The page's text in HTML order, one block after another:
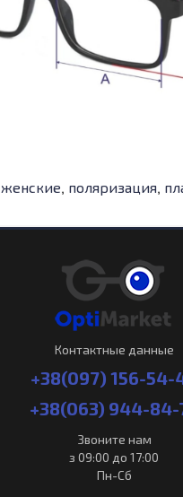
женские, поляризация,
Контактные данные
+38(097) 156-54-
+38(063) 944-84-
Звоните нам
з 09:00 до 17:00
Пн-Сб